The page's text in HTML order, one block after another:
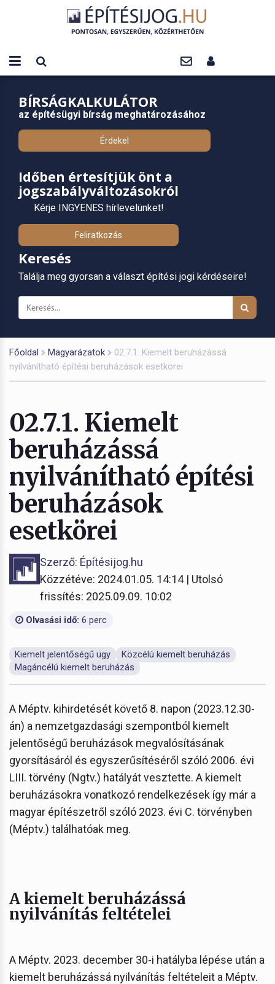
BÍRSÁGKALKULÁTOR
az építésügyi bírság meghatározásához
Érdekel
Időben értesítjük önt a
jogszabályváltozásokról
Kérje INGYENES hírlevelünket!
Feliratkozás
Keresés
Találja meg gyorsan a választ építési jogi kérdéseire!
Főoldal Magyarázatok
02.7.1. Kiemelt beruházássá
nyilvánítható építési beruházások esetkörei
02.7.1. Kiemelt
beruházássá
nyilvánítható építési
beruházások
esetkörei
Szerző: Építésijog.hu
Közzétéve: 2024.01.05. 14:14 | Utolsó
frissítés: 2025.09.09. 10:02
Olvasási idő: 6 perc
Kiemelt jelentőségű ügy
Közcélú kiemelt beruházás
Magáncélú kiemelt beruházás
A Méptv. kihirdetését követő 8. napon (2023.12.30-
án) a nemzetgazdasági szempontból kiemelt
jelentőségű beruházások megvalósításának
gyorsításáról és egyszerűsítéséről szóló 2006. évi
LIII. törvény (Ngtv.) hatályát vesztette. A kiemelt
beruházásokra vonatkozó rendelkezések így már a
magyar építészetről szóló 2023. évi C. törvényben
(Méptv.) találhatóak meg.
A kiemelt beruházássá
nyilvánítás feltételei
A Méptv. 2023. december 30-i hatályba lépése után a
kiemelt beruházássá nyilvánítás feltételeit a Méptv.